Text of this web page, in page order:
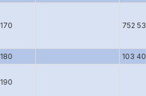
170 752
180
103
190